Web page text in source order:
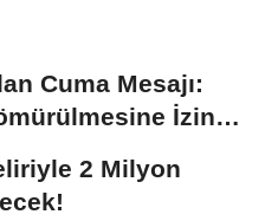
Cuma Mesajı:
İzin
2 Milyon